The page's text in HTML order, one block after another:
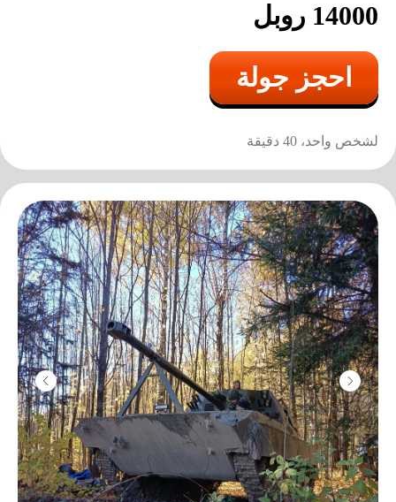
14000 روبل
احجز جولة
لشخص واحد، 40 دقيقة